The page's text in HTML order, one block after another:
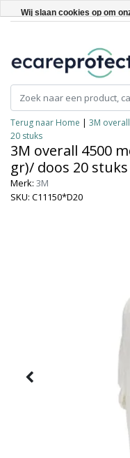
Terug naar Home | 3M
20 stuks
3M overall 4500
gr)/ doos 20 stuks
Merk: 3M
SKU: C11150*D20
Wij slaan cookies op om